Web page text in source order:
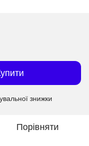
знижки
Порівняти